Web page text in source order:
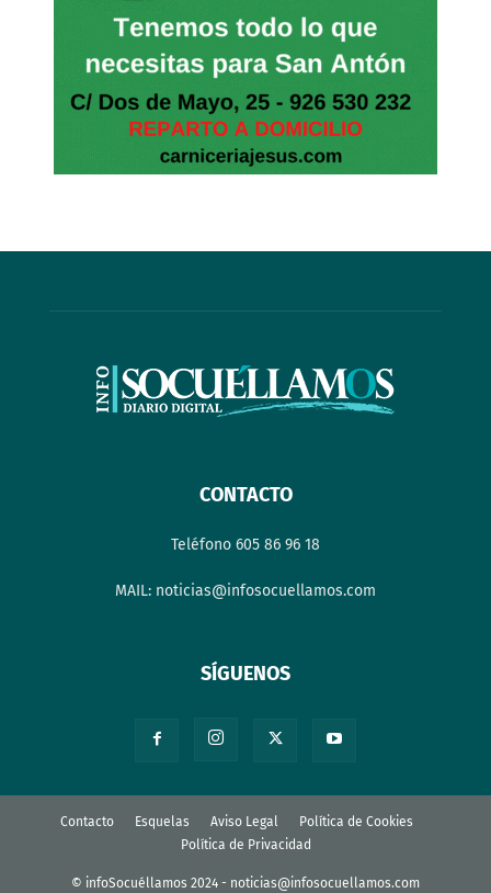
CONTACTO
Teléfono 605 86 96 18
MAIL: noticias@infosocuellamos.com
SÍGUENOS
Contacto Esquelas Aviso Legal
Política de Cookies
Política de Privacidad
© infoSocuéllamos 2024 - noticias@infosocuellamos.com